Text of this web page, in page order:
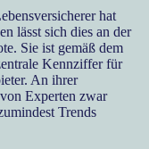
hat
lässt sich dies an der
Sie ist gemäß dem
Kennziffer für
An ihrer
Experten zwar
Trends